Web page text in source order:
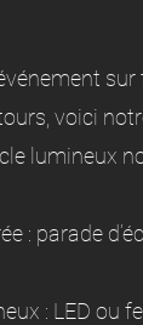
sur
voici
lumineux
: parade
: LED ou